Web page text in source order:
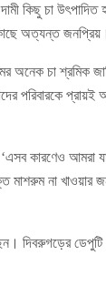
কিছু চা
কাছে অত্যন্ত জনপ্রিয়।
চা শ্রমিক
পরিবারকে
‘এসব কারণেও
মাশরুম না
দিবরুগড়ের